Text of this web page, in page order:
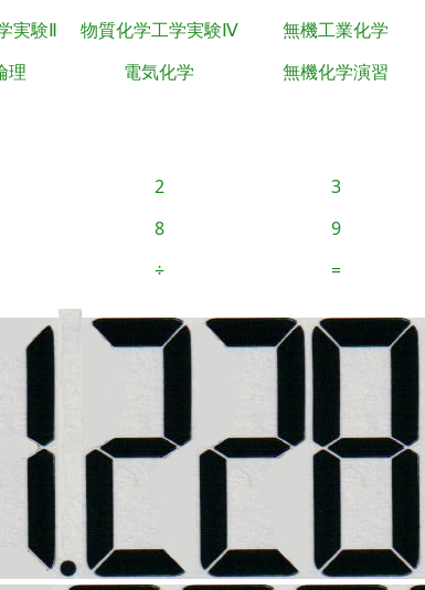
実験Ⅱ 物質化学工学実験Ⅳ 無機工業化学
理
電気化学 無機化学演習
2 3
8
9
÷
=